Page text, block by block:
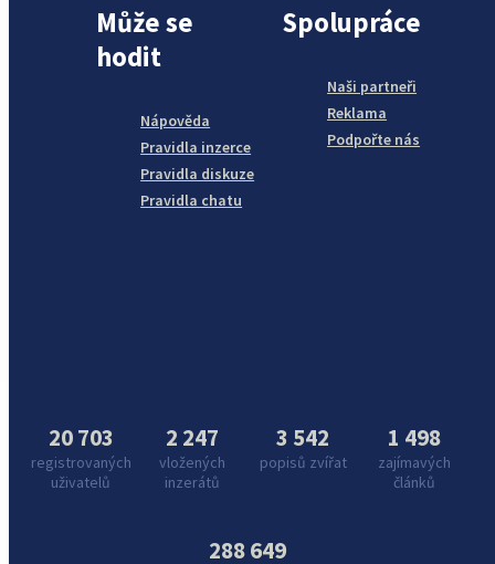
Může se
hodit
Nápověda
Pravidla inzerce
Pravidla diskuze
Pravidla chatu
Spolupráce
Naši partneři
Reklama
Podpořte nás
20 703
registrovaných
uživatelů
2 247
vložených
inzerátů
3 542
popisů zvířat
1 498
zajímavých
článků
288 649